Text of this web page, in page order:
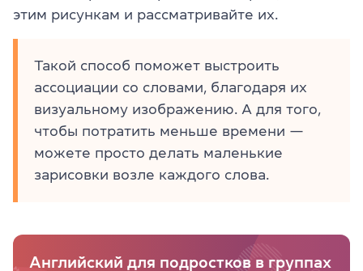
этим рисункам и рассматривайте их.
Такой способ поможет выстроить
ассоциации со словами, благодаря их
визуальному изображению. А для того,
чтобы потратить меньше времени —
можете просто делать маленькие
зарисовки возле каждого слова.
Английский для подростков в группах